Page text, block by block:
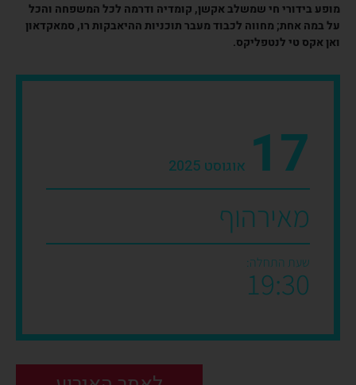
מופע בידורי חי שמשלב אקשן, קומדיה ודרמה לכל המשפחה והכל
על במה אחת; מחווה לכבוד מעבר תוכניות ההיאבקות רו, סמאקדאון
ואן אקס טי לנטפליקס.
17 אוגוסט 2025
מאירהוף
שעת התחלה:
19:30